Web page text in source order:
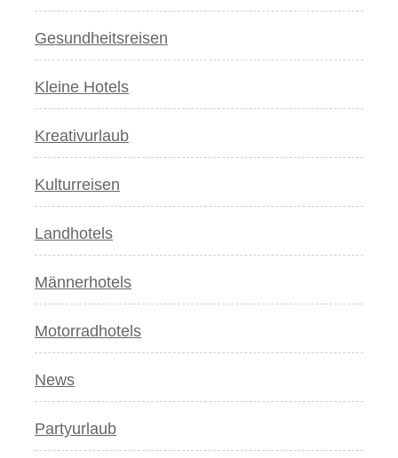
Gesundheitsreisen
Kleine Hotels
Kreativurlaub
Kulturreisen
Landhotels
Männerhotels
Motorradhotels
News
Partyurlaub